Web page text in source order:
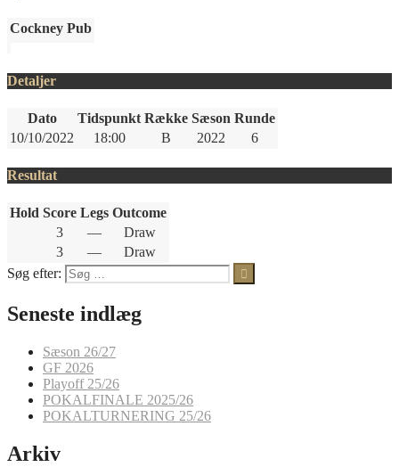
Cockney Pub
Detaljer
Dato Tidspunkt Række Sæson Runde
10/10/2022
18:00 B 2022 6
Resultat
Hold Score Legs Outcome
3
—
Draw
3
—
Draw
Søg efter:
Seneste indlæg
Sæson 26/27
GF 2026
Playoff 25/26
POKALFINALE 2025/26
POKALTURNERING 25/26
Arkiv